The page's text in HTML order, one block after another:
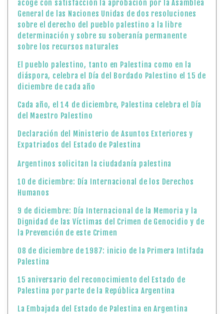
acoge con satisfacción la aprobación por la Asamblea
General de las Naciones Unidas de dos resoluciones
sobre el derecho del pueblo palestino a la libre
determinación y sobre su soberanía permanente
sobre los recursos naturales
El pueblo palestino, tanto en Palestina como en la
diáspora, celebra el Día del Bordado Palestino el 15 de
diciembre de cada año
Cada año, el 14 de diciembre, Palestina celebra el Día
del Maestro Palestino
Declaración del Ministerio de Asuntos Exteriores y
Expatriados del Estado de Palestina
Argentinos solicitan la ciudadanía palestina
10 de diciembre: Día Internacional de los Derechos
Humanos
9 de diciembre: Día Internacional de la Memoria y la
Dignidad de las Víctimas del Crimen de Genocidio y de
la Prevención de este Crimen
08 de diciembre de 1987: inicio de la Primera Intifada
Palestina
15 aniversario del reconocimiento del Estado de
Palestina por parte de la República Argentina
La Embajada del Estado de Palestina en Argentina